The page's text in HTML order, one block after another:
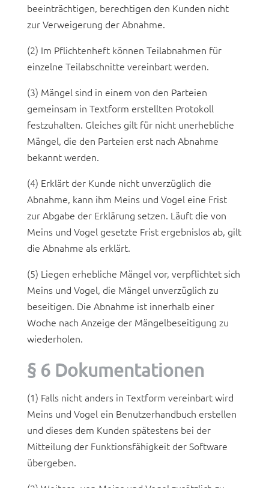
beeinträchtigen, berechtigen den Kunden nicht
zur Verweigerung der Abnahme.
(2) Im Pflichtenheft können Teilabnahmen für
einzelne Teilabschnitte vereinbart werden.
(3) Mängel sind in einem von den Parteien
gemeinsam in Textform erstellten Protokoll
festzuhalten. Gleiches gilt für nicht unerhebliche
Mängel, die den Parteien erst nach Abnahme
bekannt werden.
(4) Erklärt der Kunde nicht unverzüglich die
Abnahme, kann ihm Meins und Vogel eine Frist
zur Abgabe der Erklärung setzen. Läuft die von
Meins und Vogel gesetzte Frist ergebnislos ab, gilt
die Abnahme als erklärt.
(5) Liegen erhebliche Mängel vor, verpflichtet sich
Meins und Vogel, die Mängel unverzüglich zu
beseitigen. Die Abnahme ist innerhalb einer
Woche nach Anzeige der Mängelbeseitigung zu
wiederholen.
§ 6 Dokumentationen
(1) Falls nicht anders in Textform vereinbart wird
Meins und Vogel ein Benutzerhandbuch erstellen
und dieses dem Kunden spätestens bei der
Mitteilung der Funktionsfähigkeit der Software
übergeben.